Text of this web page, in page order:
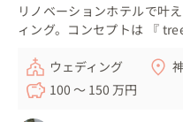
リノベーションホテルで叶
ィング。コンセプトは 『
ウェディング
100 〜 150 万円